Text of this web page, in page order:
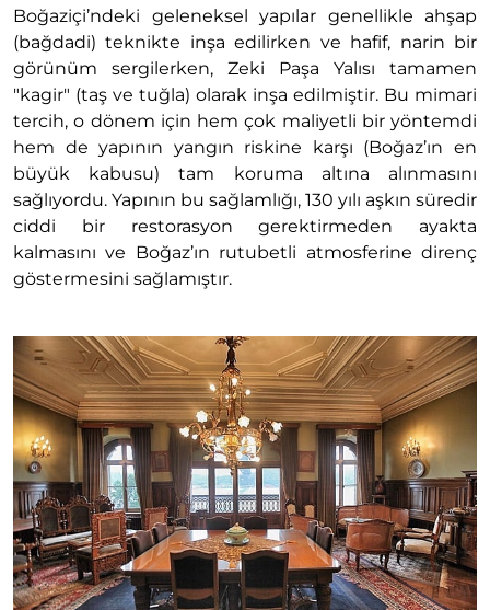
Boğaziçi’ndeki geleneksel yapılar genellikle ahşap
(bağdadi) teknikte inşa edilirken ve hafif, narin bir
görünüm sergilerken, Zeki Paşa Yalısı tamamen
"kagir" (taş ve tuğla) olarak inşa edilmiştir. Bu mimari
tercih, o dönem için hem çok maliyetli bir yöntemdi
hem de yapının yangın riskine karşı (Boğaz’ın en
büyük kabusu) tam koruma altına alınmasını
sağlıyordu. Yapının bu sağlamlığı, 130 yılı aşkın süredir
ciddi bir restorasyon gerektirmeden ayakta
kalmasını ve Boğaz’ın rutubetli atmosferine direnç
göstermesini sağlamıştır.